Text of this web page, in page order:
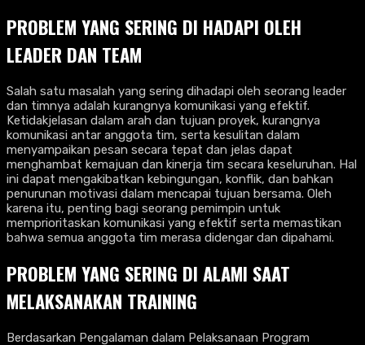
PROBLEM YANG SERING DI HADAPI OLEH
LEADER DAN TEAM
Salah satu masalah yang sering dihadapi oleh seorang leader
dan timnya adalah kurangnya komunikasi yang efektif.
Ketidakjelasan dalam arah dan tujuan proyek, kurangnya
komunikasi antar anggota tim, serta kesulitan dalam
menyampaikan pesan secara tepat dan jelas dapat
menghambat kemajuan dan kinerja tim secara keseluruhan. Hal
ini dapat mengakibatkan kebingungan, konflik, dan bahkan
penurunan motivasi dalam mencapai tujuan bersama. Oleh
karena itu, penting bagi seorang pemimpin untuk
memprioritaskan komunikasi yang efektif serta memastikan
bahwa semua anggota tim merasa didengar dan dipahami.
PROBLEM YANG SERING DI ALAMI SAAT
MELAKSANAKAN TRAINING
Berdasarkan Pengalaman dalam Pelaksanaan Program